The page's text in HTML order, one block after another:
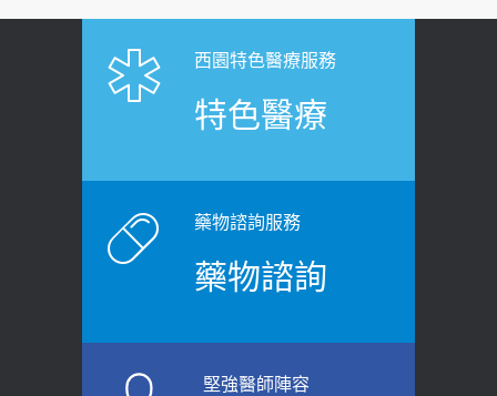
健康肛門痛都是痔瘡?醫談瘍瘍瘻管與肛
裂差異 逾50歲民眾可做1事
原則避免血糖血壓飆高
2026-06-08
「落枕」不要大力按脖子！ 1招「伸
展運動」預防落枕
老後睡不好、夜間易跌倒
2021-03-05
西園特色醫療服務
特色醫療
藥物諮詢服務
藥物諮詢
堅強醫師陣容